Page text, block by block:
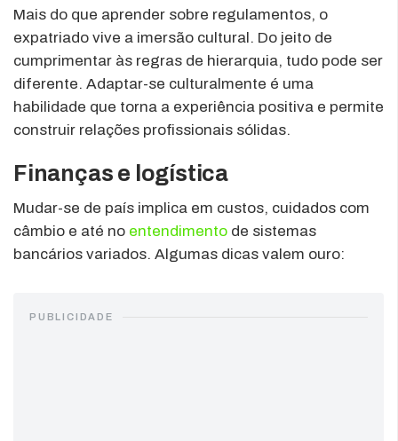
Mais do que aprender sobre regulamentos, o
expatriado vive a imersão cultural. Do jeito de
cumprimentar às regras de hierarquia, tudo pode ser
diferente. Adaptar-se culturalmente é uma
habilidade que torna a experiência positiva e permite
construir relações profissionais sólidas.
Finanças e logística
Mudar-se de país implica em custos, cuidados com
câmbio e até no entendimento de sistemas
bancários variados. Algumas dicas valem ouro:
PUBLICIDADE